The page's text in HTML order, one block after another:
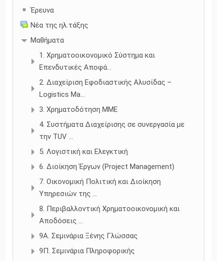
Έρευνα
Νέα της ηλ.τάξης
Μαθήματα
1. Χρηματοοικονομικό Σύστημα και
Επενδυτικές Αποφά...
2. Διαχείριση Εφοδιαστικής Αλυσίδας –
Logistics Ma...
3. Χρηματοδότηση ΜΜΕ
4. Συστήματα Διαχείρισης σε συνεργασία με
την TUV ...
5. Λογιστική και Ελεγκτική
6. Διοίκηση Έργων (Project Management)
7. Οικονομική Πολιτική και Διοίκηση
Υπηρεσιών της ...
8. Περιβαλλοντική Χρηματοοικονομική και
Αποδόσεις ...
9Α. Σεμινάρια Ξένης Γλώσσας
9Π. Σεμινάρια Πληροφορικής